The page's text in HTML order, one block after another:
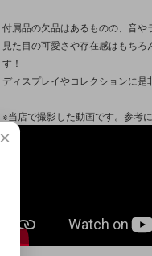
付属品の欠品はあるものの、音
見た目の可愛さや存在感はもち
す！
ディスプレイやコレクションに
※当店で撮影した動画です。参考
×